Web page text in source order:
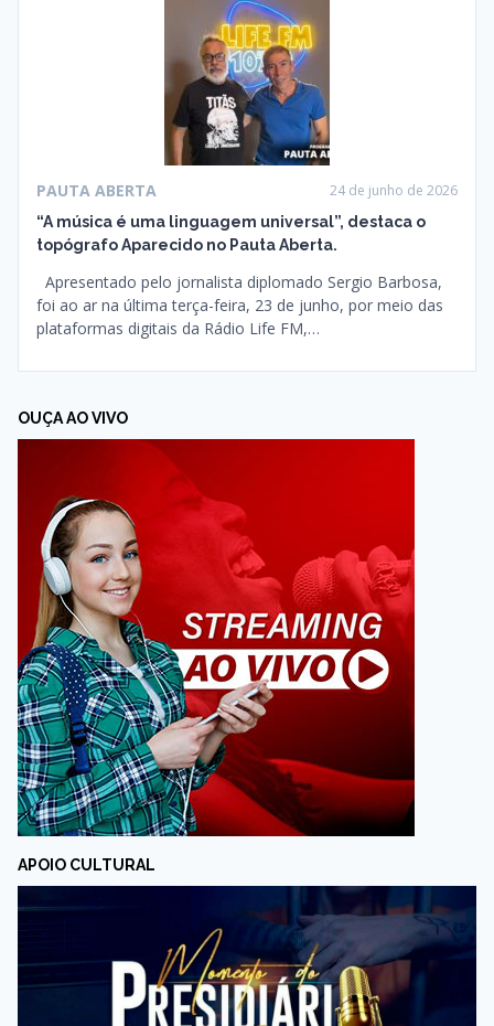
PAUTA ABERTA 24 de junho de 2026
“A música é uma linguagem universal”, destaca o
topógrafo Aparecido no Pauta Aberta.
Apresentado pelo jornalista diplomado Sergio Barbosa,
foi ao ar na última terça-feira, 23 de junho, por meio das
plataformas digitais da Rádio Life FM,…
OUÇA AO VIVO
APOIO CULTURAL